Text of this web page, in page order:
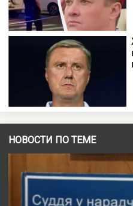
НОВОСТИ ПО ТЕМЕ